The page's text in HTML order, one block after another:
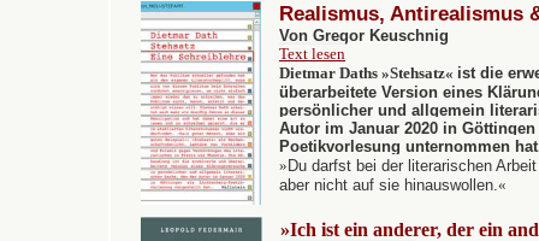
Realismus, Antirealismus
Von Gregor Keuschnig
Text lesen
Dietmar Daths »Stehsatz« ist die
überarbeitete Version eines
persönlicher und allgemein
Autor im Januar 2020 in
Poetikvorlesung unternommen
» Du darfst bei der literarischen
aber nicht auf sie hinauswollen.«
»Ich ist ein anderer, der ein